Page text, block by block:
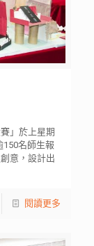
」於上星期
名師生報
意，設計出
閱讀更多